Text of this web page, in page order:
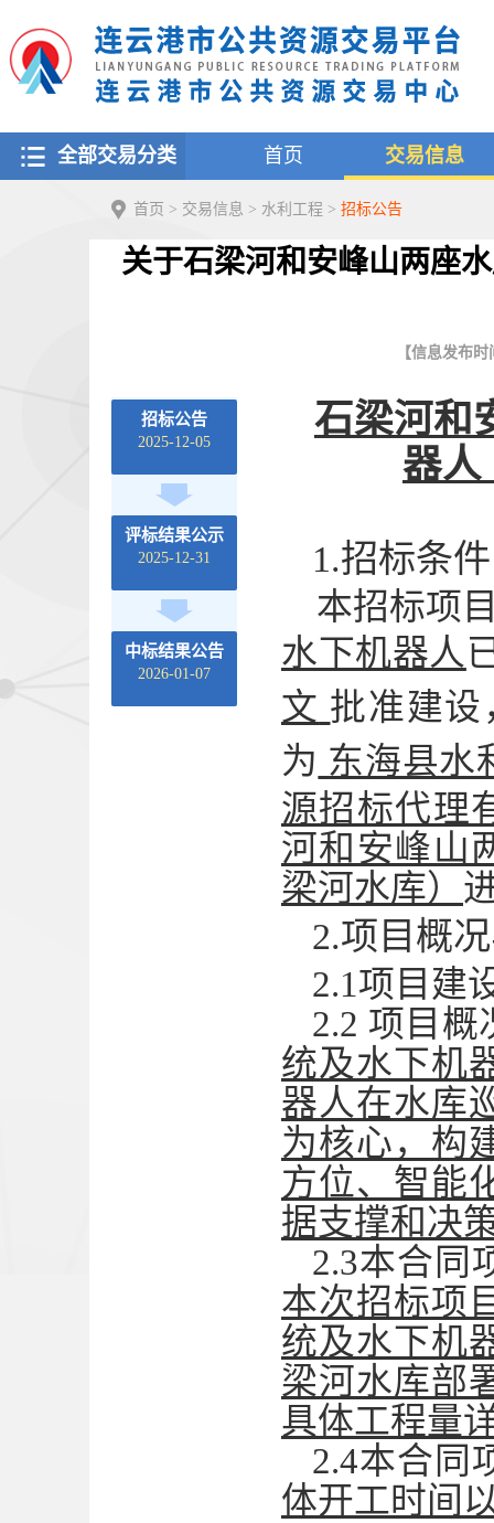
全部交易分类 首页 交易信息
首页 > 交易信息 > 水利工程 > 招标公告
关于石梁河和安峰山两座
【信息发布
招标公告
2025-12-05
评标结果公示
2025-12-31
中标结果公告
2026-01-07
石梁河和
器人
1.招标条件
本招标项
水下机器人
文 批准建设
为 东海县水
源招标代理
河和安峰山
梁河水库）
2.项目概
2.1项目建
2.2 项目概
统及水下机
器人在水库
为核心，构
方位、智能
据支撑和决
2.3本合同
本次招标项
统及水下机
梁河水库部
具体工程量
2.4本合同
体开工时间